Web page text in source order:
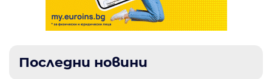
Последни новини